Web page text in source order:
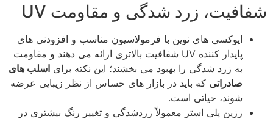
شفافیت، زرد شدگی و مقاومت UV
اپوکسی‌ های نوین با فرمولاسیون مناسب و افزودنی‌ های
پایدار کننده UV شفافیت بالاتری ارائه می‌ دهند و مقاومت
به زرد شدگی را بهبود می‌ بخشند؛ این نکته برای اسلب‌ های
صادراتی که باید در بازار های حساس از نظر زیبایی عرضه
شوند، حیاتی است.
رزین پلی‌ استر معمولاً زردشدگی و تغییر رنگ بیشتری در